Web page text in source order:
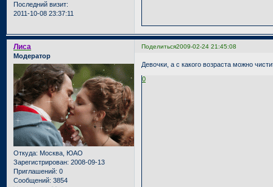
Последний визит:
2011-10-08 23:37:11
Поделиться2009-02-24 21:45:08
Лиса
Модератор
Откуда: Москва, ЮАО
Зарегистрирован: 2008-09-13
Приглашений: 0
Сообщений: 3854
Девочки, а с какого возраста можно
0